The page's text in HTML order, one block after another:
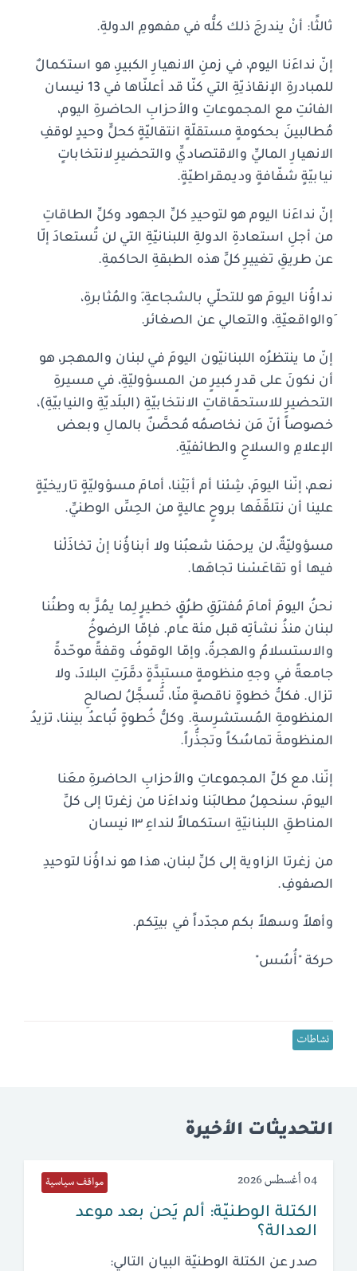
ثالثًا: أنْ يندرجَ ذلك كلُّه في مفهومِ الدولةِ.
إنّ نداءَنا اليوم، في زمنِ الانهيارِ الكبيرِ، هو استكمالٌ
للمبادرةِ الإنقاذيّةِ التي كنّا قد أعلنّاها في 13 نيسان
الفائتِ مع المجموعاتِ والأحزابِ الحاضرةِ اليوم،
مُطالبينَ بحكومةٍ مستقلّةٍ انتقاليّةٍ كحلٍّ وحيدٍ لوقفِ
الانهيارِ الماليِّ والاقتصاديِّ والتحضيرِ لانتخاباتٍ
نيابيّةٍ شفّافةٍ وديمقراطيّةٍ.
إنّ نداءَنا اليوم هو لتوحيدِ كلِّ الجهود وكلِّ الطاقاتِ
من أجلِ استعادةِ الدولةِ اللبنانيّةِ التي لن تُستعادَ إلّا
عن طريقِ تغييرِ كلِّ هذه الطبقةِ الحاكمةِ.
نداؤُنا اليومَ هو للتحلّي بالشجاعةِ،ِ والمُثابرةِ،
ِوالواقعيّةِ، والتعالي عن الصغائر.
إنّ ما ينتظرُه اللبنانيّون اليومَ في لبنان والمهجر، هو
أن نكونَ على قدرٍ كبيرٍ من المسؤوليّةِ، في مسيرةِ
التحضيرِ للاستحقاقاتِ الانتخابيّةِ (البلَديّةِ والنيابيّةِ)،
خصوصاً أنّ مَن نخاصمُه مُحصَّنٌ بالمالِ وبعض
الإعلامِ والسلاحِ والطائفيّةِ.
نعم، إنّنا اليومَ، شِئنا أم أبَيْنا، أمامَ مسؤوليّةٍ تاريخيّةٍ
علينا أن نتلقّفَها بروحٍ عاليةٍ من الحِسِّ الوطنيِّ.
مسؤوليّةٌ، لن يرحمَنا شعبُنا ولا أبناؤُنا إنْ تخاذَلْنا
فيها أو تقاعَسْنا تجاهَها.
نحنُ اليومَ أمامَ مُفترَقِ طرُقٍ خطيرٍ لِما يمُرَّ به وطنُنا
لبنان منذُ نشأتِه قبل مئة عام. فإمّا الرضوخُ
والاستسلامُ والهجرةُ، وإمّا الوقوفُ وقفةً موحّدةً
جامعةً في وجهِ منظومةٍ مستبِدَّةٍ دمَّرَتِ البلادَ، ولا
تزال. فكلُّ خطوةٍ ناقصةٍ منّا، تُسجَّلُ لصالحِ
المنظومةِ المُستشرِسةِ. وكلُّ خُطوةٍ تُباعدُ بيننا، تزيدُ
المنظومةَ تماسُكاً وتجذُّراً.
إنّنا، مع كلِّ المجموعاتِ والأحزابِ الحاضرةِ معَنا
اليومَ، سنحمِلُ مطالبَنا ونداءَنا من زغرتا إلى كلِّ
المناطقِ اللبنانيّةِ استكمالاً لنداءِ ١٣ نيسان
من زغرتا الزاوية إلى كلِّ لبنان، هذا هو نداؤُنا لتوحيدِ
الصفوفِ.
وأهلاً وسهلاً بكم مجدّداً في بيتِكم.
حركة "أُسُس"
نشاطات
التحديثات الأخيرة
04 أغسطس 2026 مواقف سياسية
الكتلة الوطنيّة: ألم يَحن بعد موعد
العدالة؟
صدر عن الكتلة الوطنيّة البيان التالي: